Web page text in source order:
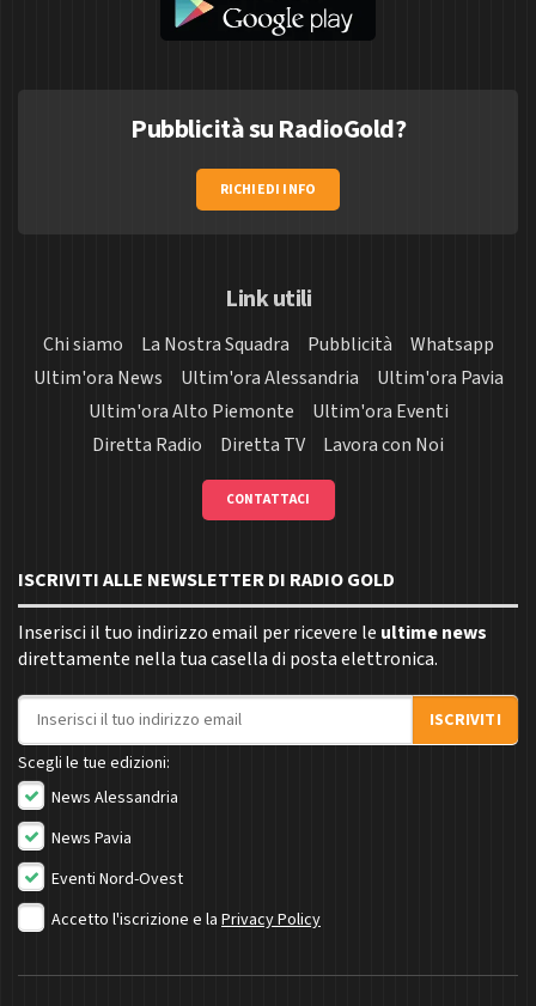
Pubblicità su RadioGold?
RICHIEDI INFO
Link utili
Chi siamo La Nostra Squadra Pubblicità
Whatsapp
Ultim'ora News
Ultim'ora Alessandria
Ultim'ora Pavia
Ultim'ora Alto Piemonte
Ultim'ora Eventi
Diretta Radio
Diretta TV Lavora con Noi
CONTATTACI
ISCRIVITI ALLE NEWSLETTER DI RADIO GOLD
Inserisci il tuo indirizzo email per ricevere le ultime news
direttamente nella tua casella di posta elettronica.
Indirizzo email
ISCRIVITI
Scegli le tue edizioni:
News Alessandria
News Pavia
Eventi Nord-Ovest
Accetto l'iscrizione e la Privacy Policy